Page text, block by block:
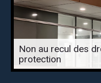
Non au recul des
protection